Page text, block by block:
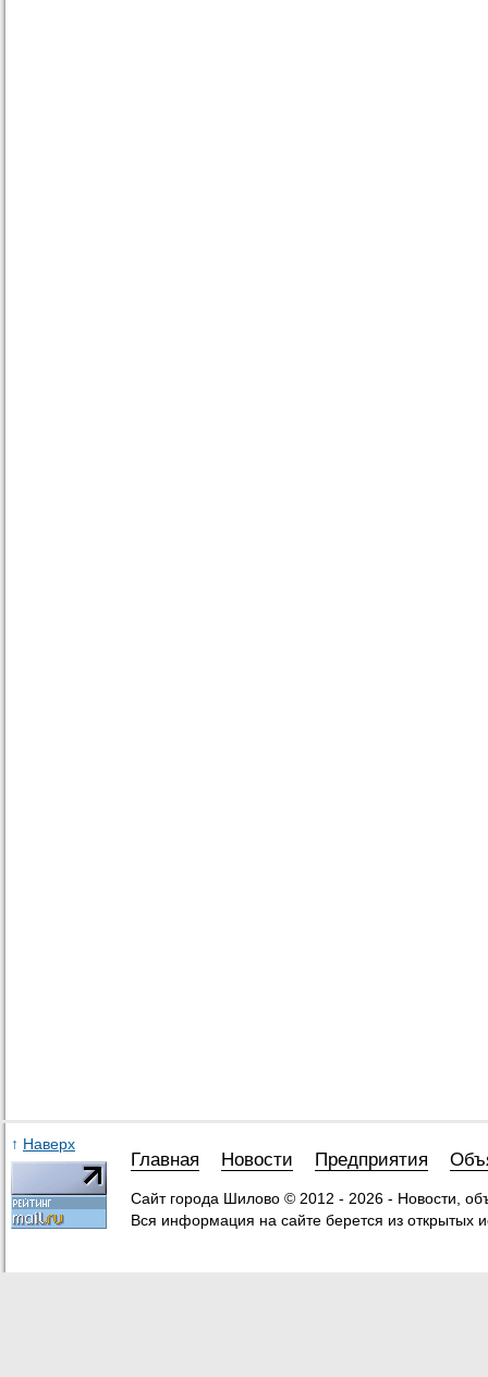
↑ Наверх
Главная Новости Предприятия
Сайт города Шилово © 2012 - 2026 - Новости,
Вся информация на сайте берется из открытых